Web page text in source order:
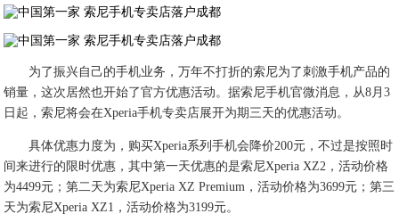
为了振兴自己的手机业务，万年不打折的索尼为了刺激手机产品的
销量，这次居然也开始了官方优惠活动。据索尼手机官微消息，从8月3
日起，索尼将会在Xperia手机专卖店展开为期三天的优惠活动。
具体优惠力度为，购买Xperia系列手机会降价200元，不过是按照时
间来进行的限时优惠，其中第一天优惠的是索尼Xperia XZ2，活动价格
为4499元；第二天为索尼Xperia XZ Premium，活动价格为3699元；第三
天为索尼Xperia XZ1，活动价格为3199元。